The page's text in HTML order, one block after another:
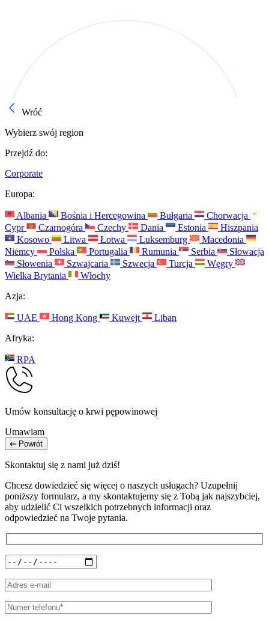
Wróć
Wybierz swój region
Przejdź do:
Corporate
Europa:
Albania Bośnia i Hercegowina Bułgaria
Chorwacja
Cypr
Czarnogóra Czechy Dania Estonia
Hiszpania
Kosowo
Litwa Łotwa Luksemburg
Macedonia
Niemcy
Polska Portugalia Rumunia Serbia
Słowacja
Słowenia
Szwajcaria Szwecja Turcja
Węgry
Wielka Brytania
Włochy
Azja:
UAE Hong Kong Kuwejt
Liban
Afryka:
RPA
Umów konsultację o krwi pępowinowej
Umawiam
Powrót
Skontaktuj się z nami już dziś!
Chcesz dowiedzieć się więcej o naszych usługach? Uzupełnij
poniższy formularz, a my skontaktujemy się z Tobą jak najszybciej,
aby udzielić Ci wszelkich potrzebnych informacji oraz
odpowiedzieć na Twoje pytania.